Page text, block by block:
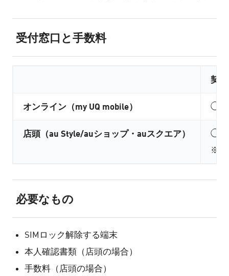
受付窓口と手数料
契
オンライン（my UQ mobile） ◯（
店頭（au Style/auショップ・auスクエア）
◯（
※購
必要なもの
SIMロック解除する端末
本人確認書類（店頭の場合）
手数料（店頭の場合）